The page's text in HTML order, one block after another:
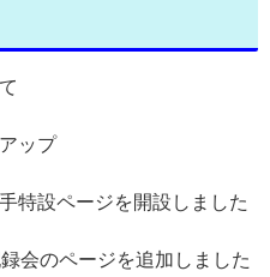
ップ
特設ページを開設しました
会のページを追加しました